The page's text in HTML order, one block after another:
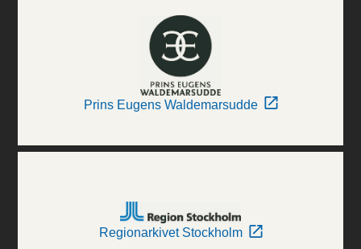
Prins Eugens Waldemarsudde
Regionarkivet Stockholm